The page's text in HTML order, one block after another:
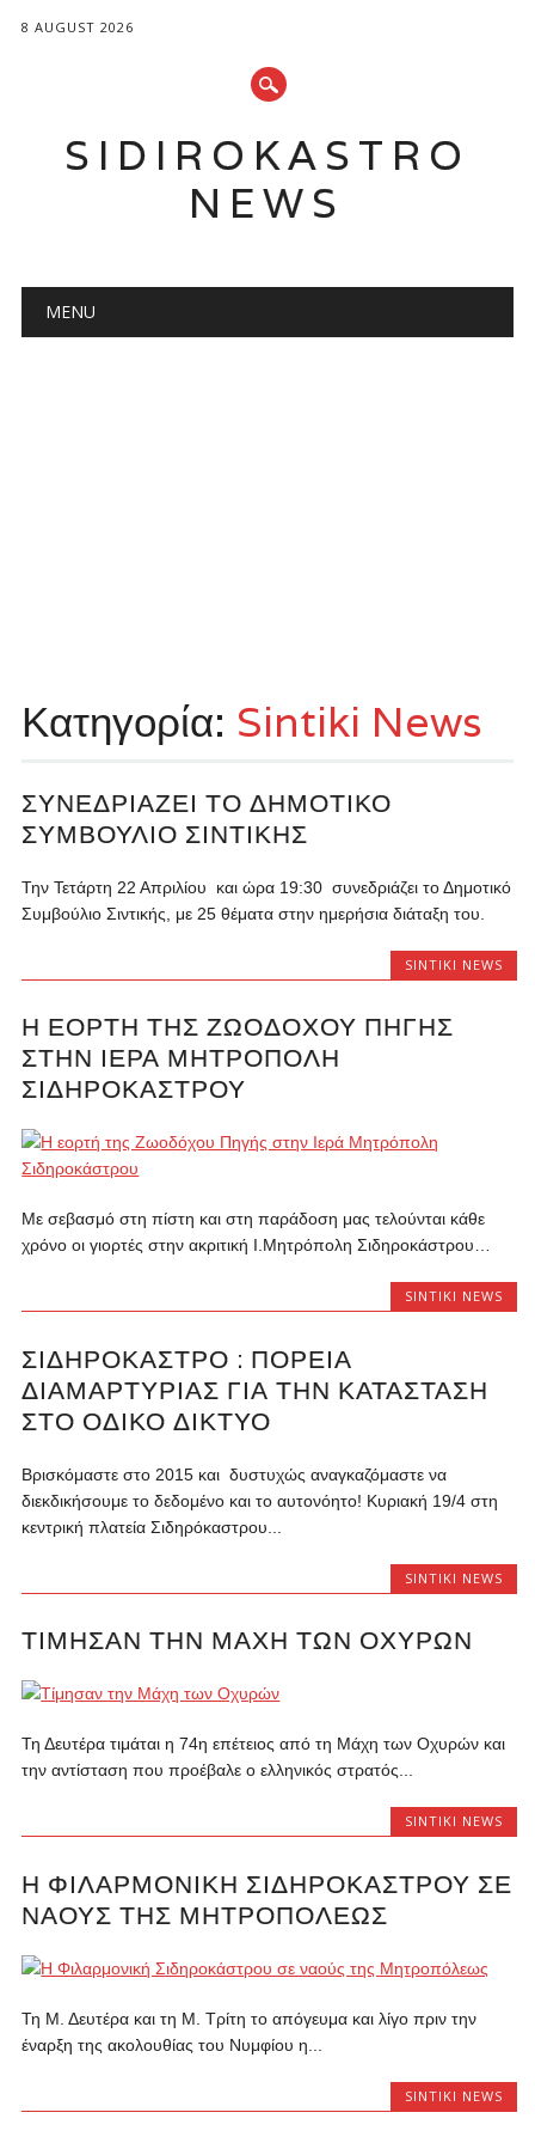
8 AUGUST 2026
SIDIROKASTRO
NEWS
Main menu
MENU
Κατηγορία: Sintiki News
ΣΥΝΕΔΡΙΆΖΕΙ ΤΟ ΔΗΜΟΤΙΚΌ
ΣΥΜΒΟΎΛΙΟ ΣΙΝΤΙΚΉΣ
Την Τετάρτη 22 Απριλίου και ώρα 19:30 συνεδριάζει το Δημοτικό
Συμβούλιο Σιντικής, με 25 θέματα στην ημερήσια διάταξη του.
SINTIKI NEWS
Η ΕΟΡΤΉ ΤΗΣ ΖΩΟΔΌΧΟΥ ΠΗΓΉΣ
ΣΤΗΝ ΙΕΡΆ ΜΗΤΡΌΠΟΛΗ
ΣΙΔΗΡΟΚΆΣΤΡΟΥ
Με σεβασμό στη πίστη και στη παράδοση μας τελούνται κάθε
χρόνο οι γιορτές στην ακριτική Ι.Μητρόπολη Σιδηροκάστρου…
SINTIKI NEWS
ΣΙΔΗΡΌΚΑΣΤΡΟ : ΠΟΡΕΊΑ
ΔΙΑΜΑΡΤΥΡΊΑΣ ΓΙΑ ΤΗΝ ΚΑΤΆΣΤΑΣΗ
ΣΤΟ ΟΔΙΚΌ ΔΊΚΤΥΟ
Βρισκόμαστε στο 2015 και δυστυχώς αναγκαζόμαστε να
διεκδικήσουμε το δεδομένο και το αυτονόητο! Κυριακή 19/4 στη
κεντρική πλατεία Σιδηρόκαστρου...
SINTIKI NEWS
ΤΊΜΗΣΑΝ ΤΗΝ ΜΆΧΗ ΤΩΝ ΟΧΥΡΏΝ
Τη Δευτέρα τιμάται η 74η επέτειος από τη Μάχη των Οχυρών και
την αντίσταση που προέβαλε ο ελληνικός στρατός...
SINTIKI NEWS
Η ΦΙΛΑΡΜΟΝΙΚΉ ΣΙΔΗΡΟΚΆΣΤΡΟΥ ΣΕ
ΝΑΟΎΣ ΤΗΣ ΜΗΤΡΟΠΌΛΕΩΣ
Τη Μ. Δευτέρα και τη Μ. Τρίτη το απόγευμα και λίγο πριν την
έναρξη της ακολουθίας του Νυμφίου η...
SINTIKI NEWS